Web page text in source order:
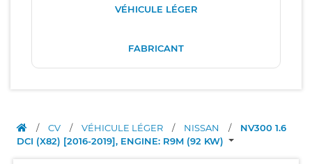
VÉHICULE LÉGER
FABRICANT
/ CV / VÉHICULE LÉGER / NISSAN /
NV300 1.6
DCI (X82) [2016-2019], ENGINE: R9M (92 KW)